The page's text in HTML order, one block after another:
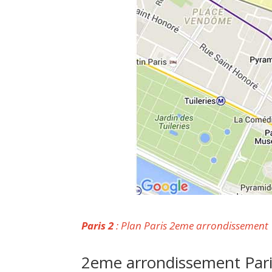
Paris 2: Plan Paris 2eme arrondissement
2eme arrondissement